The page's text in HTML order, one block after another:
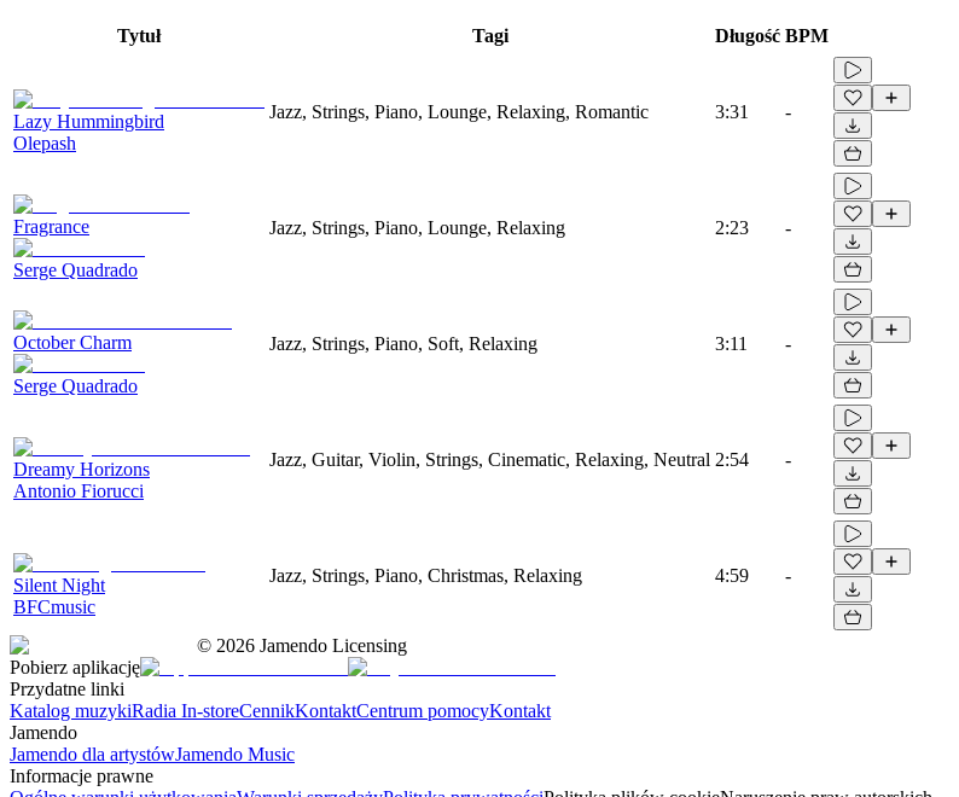
Tytuł Tagi Długość BPM
Lazy Hummingbird
Olepash
Jazz, Strings, Piano, Lounge, Relaxing, Romantic 3:31 -
Fragrance
Serge Quadrado
Jazz, Strings, Piano, Lounge, Relaxing 2:23 -
October Charm
Serge Quadrado
Jazz, Strings, Piano, Soft, Relaxing 3:11 -
Dreamy Horizons
Antonio Fiorucci
Jazz, Guitar, Violin, Strings, Cinematic, Relaxing, Neutral 2:54 -
Silent Night
BFCmusic
Jazz, Strings, Piano, Christmas, Relaxing 4:59 -
© 2026 Jamendo Licensing
Pobierz aplikację
Przydatne linki
Katalog muzykiRadia In-storeCennikKontaktCentrum pomocyKontakt
Jamendo
Jamendo dla artystówJamendo Music
Informacje prawne